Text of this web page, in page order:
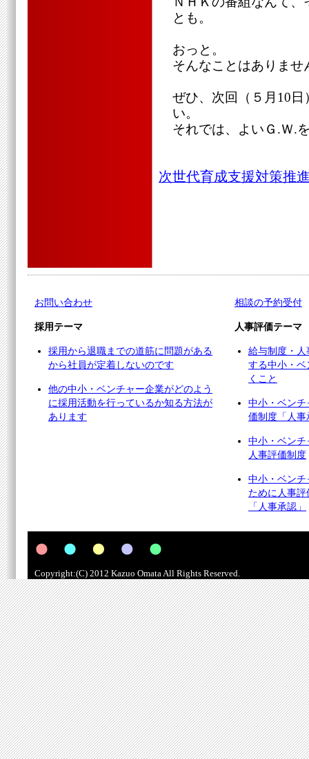
とも。
おっと。
そんなことはありませ
ぜひ、次回（５月10
い。
それでは、よいＧ.Ｗ.
次世代育成支援対策推
お問い合わせ
採用テーマ
採用から退職までの道筋に問題がある
から社員が定着しないのです
他の中小・ベンチャー企業がどのよう
に採用活動を行っているか知る方法が
あります
相談の予約受付
人事評価テーマ
給与制度・
する中小・
くこと
中小・ベン
価制度「人事
中小・ベン
人事評価制度
中小・ベン
ために人事
「人事承認」
Copyright:(C) 2012 Kazuo Omata All Rights Reserved.